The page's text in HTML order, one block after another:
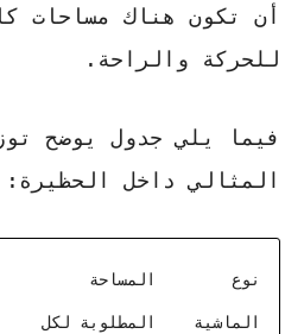
أن تكون هناك مساحات
للحركة والراحة.
فيما يلي جدول يوضح
المثالي داخل الحظيرة:
نوع
الماشية
المساحة
المطلوبة لكل